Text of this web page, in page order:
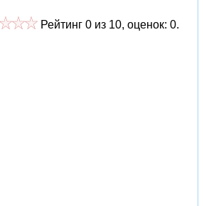
Рейтинг 0 из 10, оценок: 0.